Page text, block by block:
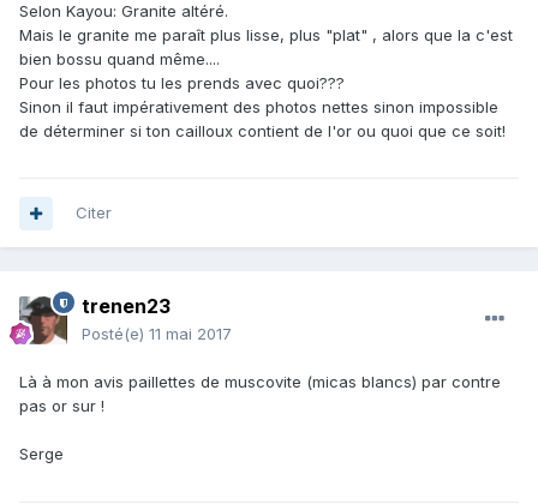
Selon Kayou: Granite altéré.
Mais le granite me paraît plus lisse, plus "plat" , alors que la c'est
bien bossu quand même....
Pour les photos tu les prends avec quoi???
Sinon il faut impérativement des photos nettes sinon impossible
de déterminer si ton cailloux contient de l'or ou quoi que ce soit!
Citer
trenen23
Posté(e) 11 mai 2017
Là à mon avis paillettes de muscovite (micas blancs) par contre
pas or sur !
Serge